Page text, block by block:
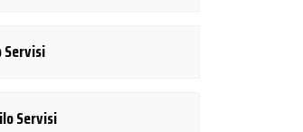
Servisi
Servisi